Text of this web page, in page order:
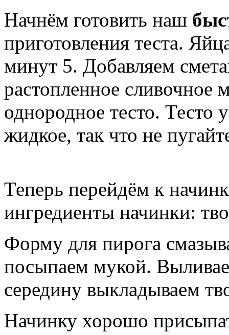
Начнём готовить наш
приготовления теста.
минут 5. Добавляем
растопленное
однородное тесто. Тесто
жидкое, так что не
Теперь перейдём к
ингредиенты начинки:
Форму для пирога
посыпаем мукой.
середину выкладываем
Начинку хорошо